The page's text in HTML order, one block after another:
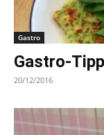
Gastro
Gastro-
20/12/2016